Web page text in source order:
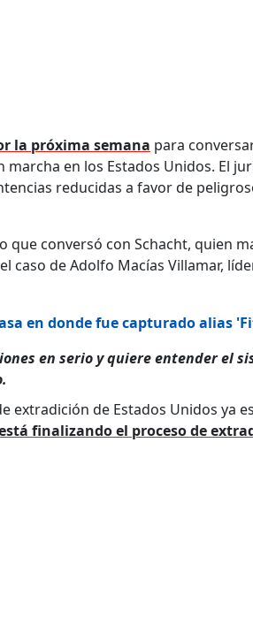
la próxima semana para
en los Estados Unidos. El
reducidas a favor de
que conversó con Schacht, quien
caso de Adolfo Macías Villamar,
en donde fue capturado alias
en serio y quiere entender el
de Estados Unidos ya
finalizando el proceso de